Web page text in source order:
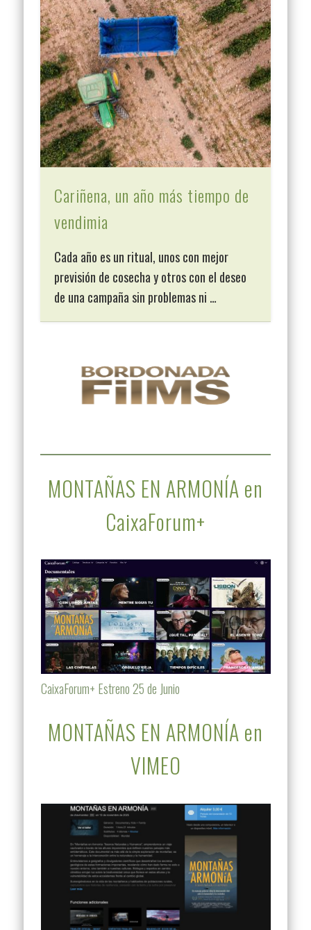
Cariñena, un año más tiempo de
vendimia
Cada año es un ritual, unos con mejor
previsión de cosecha y otros con el deseo
de una campaña sin problemas ni …
MONTAÑAS EN ARMONÍA en
CaixaForum+
CaixaForum+ Estreno 25 de Junio
MONTAÑAS EN ARMONÍA en
VIMEO